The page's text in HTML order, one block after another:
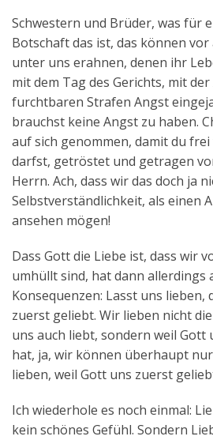
Schwestern und Brüder, was für
Botschaft das ist, das können
unter uns erahnen, denen ihr
mit dem Tag des Gerichts, mit
furchtbaren Strafen Angst
brauchst keine Angst zu haben.
auf sich genommen, damit du
darfst, getröstet und getragen
Herrn. Ach, dass wir das doch ja
Selbstverständlichkeit, als einen
ansehen mögen!
Dass Gott die Liebe ist, dass wir
umhüllt sind, hat dann allerdings
Konsequenzen: Lasst uns lieben,
zuerst geliebt. Wir lieben nicht
uns auch liebt, sondern weil Gott
hat, ja, wir können überhaupt
lieben, weil Gott uns zuerst
Ich wiederhole es noch einmal:
kein schönes Gefühl. Sondern